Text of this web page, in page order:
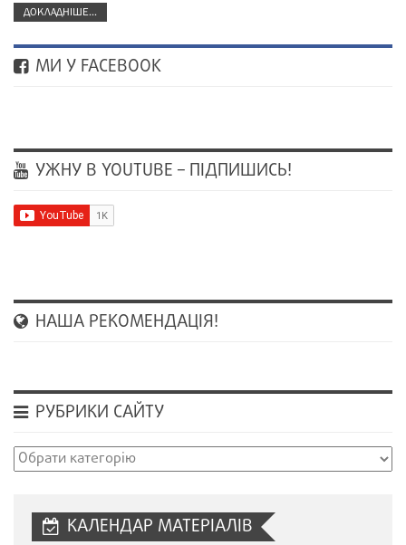
ДОКЛАДНІШЕ...
МИ У FACEBOOK
УЖНУ В YOUTUBE – ПІДПИШИСЬ!
НАША РЕКОМЕНДАЦІЯ!
РУБРИКИ САЙТУ
Рубрики
КАЛЕНДАР МАТЕРІАЛІВ